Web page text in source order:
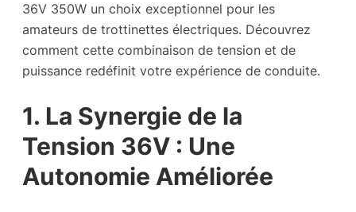
36V 350W un choix exceptionnel pour les
amateurs de trottinettes électriques. Découvrez
comment cette combinaison de tension et de
puissance redéfinit votre expérience de conduite.
1. La Synergie de la
Tension 36V : Une
Autonomie Améliorée